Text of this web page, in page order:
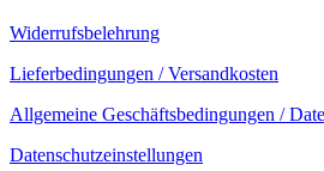
Widerrufsbelehrung
Lieferbedingungen / Versandkosten
Allgemeine Geschäftsbedingungen /
Datenschutzeinstellungen